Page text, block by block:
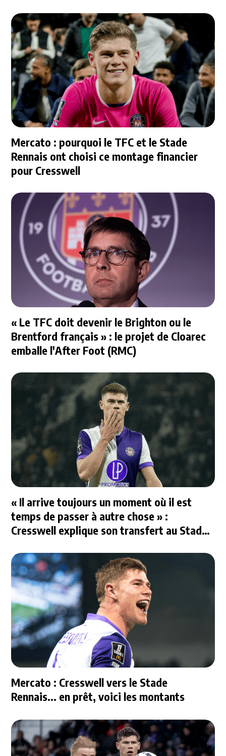
Mercato : pourquoi le TFC et le Stade
Rennais ont choisi ce montage financier
pour Cresswell
« Le TFC doit devenir le Brighton ou le
Brentford français » : le projet de Cloarec
emballe l'After Foot (RMC)
« Il arrive toujours un moment où il est
temps de passer à autre chose » :
Cresswell explique son transfert au Stade
Mercato : Cresswell vers le Stade
Rennais... en prêt, voici les montants